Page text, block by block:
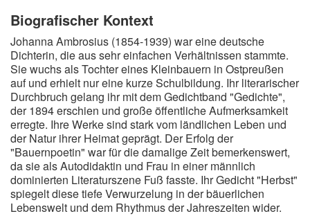
Biografischer Kontext
Johanna Ambrosius (1854-1939) war eine deutsche
Dichterin, die aus sehr einfachen Verhältnissen stammte.
Sie wuchs als Tochter eines Kleinbauern in Ostpreußen
auf und erhielt nur eine kurze Schulbildung. Ihr literarischer
Durchbruch gelang ihr mit dem Gedichtband "Gedichte",
der 1894 erschien und große öffentliche Aufmerksamkeit
erregte. Ihre Werke sind stark vom ländlichen Leben und
der Natur ihrer Heimat geprägt. Der Erfolg der
"Bauernpoetin" war für die damalige Zeit bemerkenswert,
da sie als Autodidaktin und Frau in einer männlich
dominierten Literaturszene Fuß fasste. Ihr Gedicht "Herbst"
spiegelt diese tiefe Verwurzelung in der bäuerlichen
Lebenswelt und dem Rhythmus der Jahreszeiten wider.